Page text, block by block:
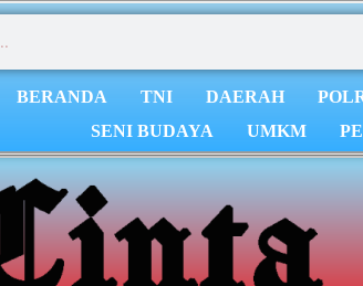
BERANDA TNI DAERAH
SENI BUDAYA
UMKM